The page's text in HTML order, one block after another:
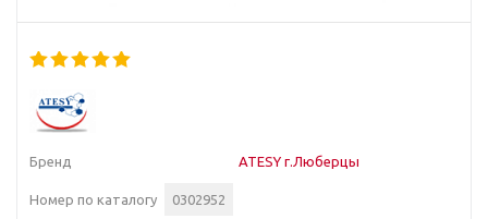
Бренд ATESY г.Люберцы
Номер по каталогу 0302952